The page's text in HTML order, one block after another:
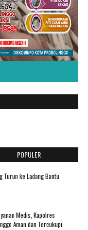
POPULER
Turun ke Ladang Bantu
Medis, Kapolres
Aman dan Tercukupi.